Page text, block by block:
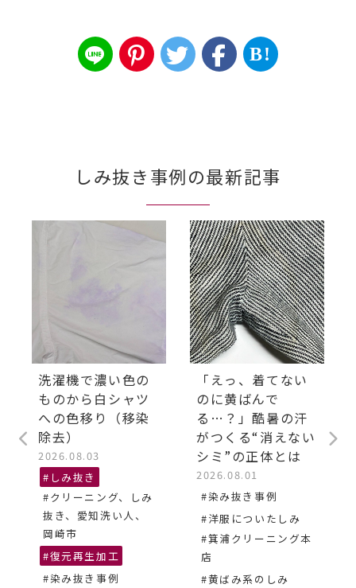
B!
しみ抜き事例の最新記事
洗濯機で濃い色の
ものから白シャツ
への色移り（移染
除去）
2026.08.03
#しみ抜き
#クリーニング、しみ
抜き、愛知洗い人、
岡崎市
#復元再生加工
#染み抜き事例
「えっ、着てない
のに黄ばんで
る…？」酷暑の汗
がつくる“消えない
シミ”の正体とは
2026.08.01
#染み抜き事例
#洋服についたしみ
#箕浦クリーニング本
店
#黄ばみ系のしみ